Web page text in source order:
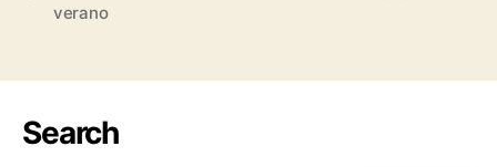
verano
Search